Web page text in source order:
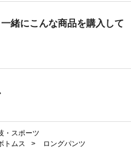
緒にこんな商品を購入して
・スポーツ
トムス >
ロングパンツ